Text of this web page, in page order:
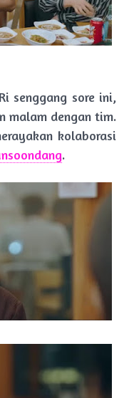
senggang sore ini,
malam dengan tim.
kolaborasi
.